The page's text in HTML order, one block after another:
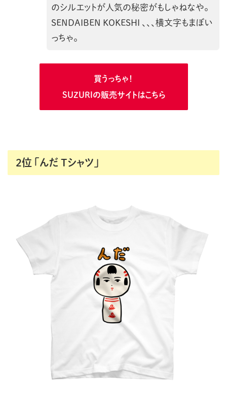
のシルエットが人気の秘密がもしゃねなや。
SENDAIBEN KOKESHI 、、、横文字もまぼい
っちゃ。
買うっちゃ！
SUZURIの販売サイトはこちら
2位 「 んだ Tシャツ」